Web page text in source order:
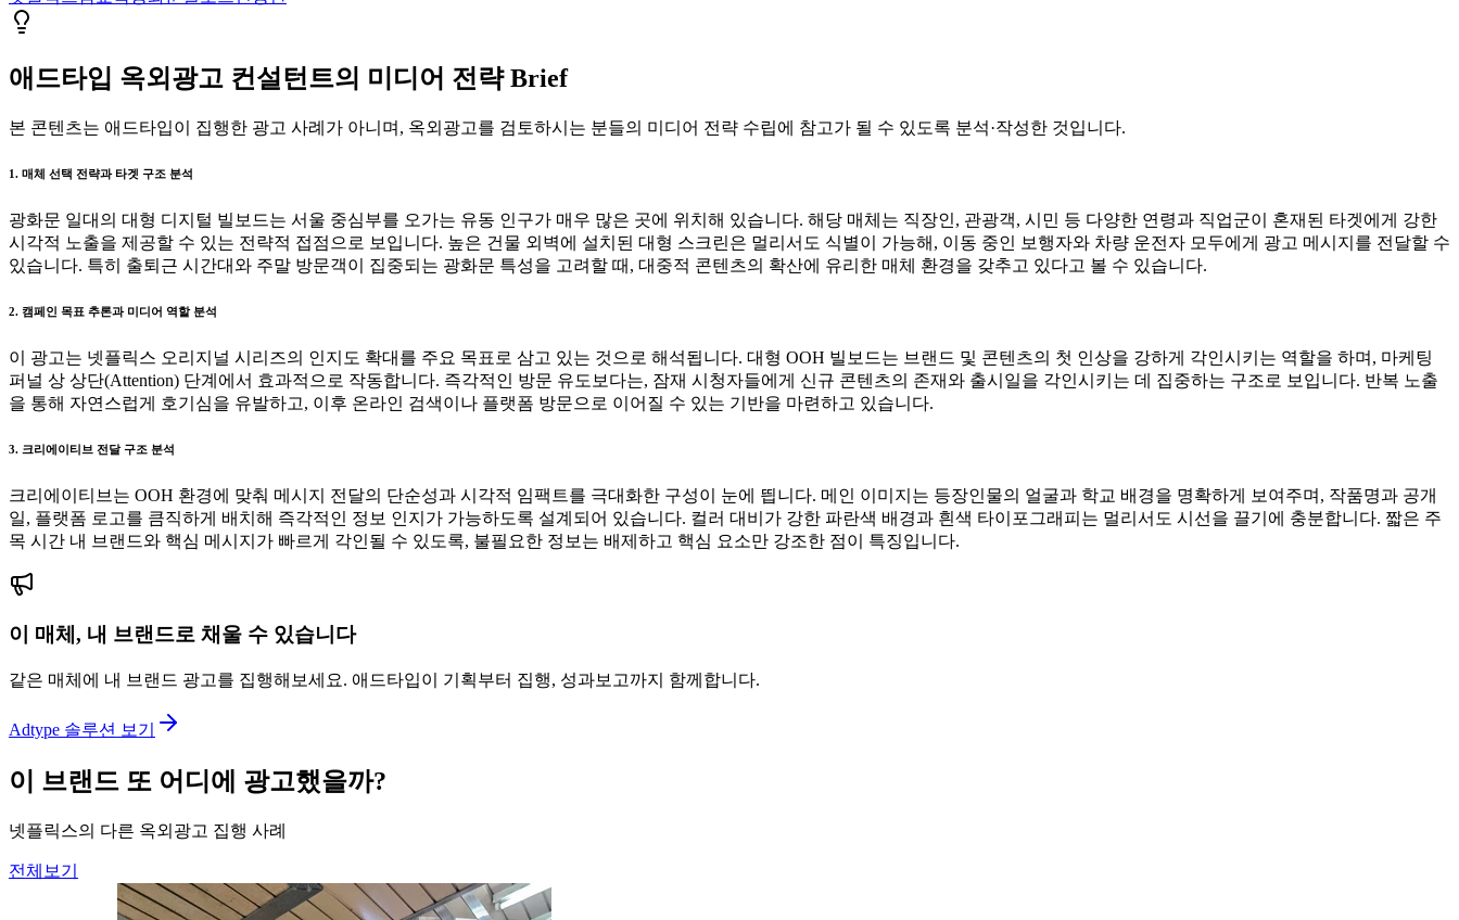
애드타입 옥외광고 컨설턴트의 미디어 전략 Brief
본 콘텐츠는 애드타입이 집행한 광고 사례가 아니며, 옥외광고를 검토하시는 분들의 미디어 전략 수립에 참고가 될 수 있도록 분석·작성한 것입니다.
1. 매체 선택 전략과 타겟 구조 분석
광화문 일대의 대형 디지털 빌보드는 서울 중심부를 오가는 유동 인구가 매우 많은 곳에 위치해 있습니다. 해당 매체는 직장인, 관광객, 시민 등 다양한 연령과 직업군이 혼재된 타겟에게 강한
시각적 노출을 제공할 수 있는 전략적 접점으로 보입니다. 높은 건물 외벽에 설치된 대형 스크린은 멀리서도 식별이 가능해, 이동 중인 보행자와 차량 운전자 모두에게 광고 메시지를 전달할 수
있습니다. 특히 출퇴근 시간대와 주말 방문객이 집중되는 광화문 특성을 고려할 때, 대중적 콘텐츠의 확산에 유리한 매체 환경을 갖추고 있다고 볼 수 있습니다.
2. 캠페인 목표 추론과 미디어 역할 분석
이 광고는 넷플릭스 오리지널 시리즈의 인지도 확대를 주요 목표로 삼고 있는 것으로 해석됩니다. 대형 OOH 빌보드는 브랜드 및 콘텐츠의 첫 인상을 강하게 각인시키는 역할을 하며, 마케팅
퍼널 상 상단(Attention) 단계에서 효과적으로 작동합니다. 즉각적인 방문 유도보다는, 잠재 시청자들에게 신규 콘텐츠의 존재와 출시일을 각인시키는 데 집중하는 구조로 보입니다. 반복 노출
을 통해 자연스럽게 호기심을 유발하고, 이후 온라인 검색이나 플랫폼 방문으로 이어질 수 있는 기반을 마련하고 있습니다.
3. 크리에이티브 전달 구조 분석
크리에이티브는 OOH 환경에 맞춰 메시지 전달의 단순성과 시각적 임팩트를 극대화한 구성이 눈에 띕니다. 메인 이미지는 등장인물의 얼굴과 학교 배경을 명확하게 보여주며, 작품명과 공개
일, 플랫폼 로고를 큼직하게 배치해 즉각적인 정보 인지가 가능하도록 설계되어 있습니다. 컬러 대비가 강한 파란색 배경과 흰색 타이포그래피는 멀리서도 시선을 끌기에 충분합니다. 짧은 주
목 시간 내 브랜드와 핵심 메시지가 빠르게 각인될 수 있도록, 불필요한 정보는 배제하고 핵심 요소만 강조한 점이 특징입니다.
이 매체, 내 브랜드로 채울 수 있습니다
같은 매체에 내 브랜드 광고를 집행해보세요. 애드타입이 기획부터 집행, 성과보고까지 함께합니다.
Adtype 솔루션 보기
이 브랜드 또 어디에 광고했을까?
넷플릭스의 다른 옥외광고 집행 사례
전체보기